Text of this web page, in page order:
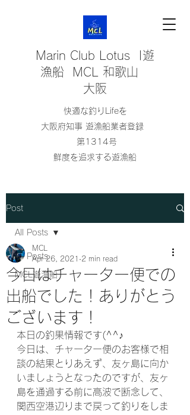
Marin Club Lotus |遊
漁船 MCL 和歌山
大阪
快適な釣りLifeを
大阪府知事 遊漁船業者登録
第1314号
鮮度を追求する遊漁船
Post
All Posts
MCL遊漁船
All Posts
今日はチャーター便での
出船でした！ありがとう
ございます！
MCL
Apr 26, 2021
2 min read
本日の釣果情報です(^^♪
今日は、チャーター便のお客様で相
談の結果とりあえず、友ヶ島に向か
いましょうとなったのですが、友ヶ
島を通過する前に高波で断念して、
関西空港辺りまで戻って釣りをしま